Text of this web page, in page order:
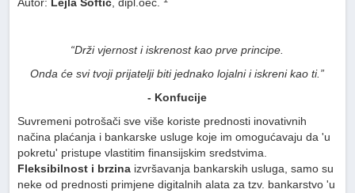
“Drži vjernost i iskrenost kao prve principe.
Onda će svi tvoji prijatelji biti jednako lojalni i iskreni kao ti.”
- Konfucije
Suvremeni potrošači sve više koriste prednosti inovativnih
načina plaćanja i bankarske usluge koje im omogućavaju da 'u
pokretu' pristupe vlastitim finansijskim sredstvima.
Fleksibilnost i brzina izvršavanja bankarskih usluga, samo su
neke od prednosti primjene digitalnih alata za tzv. bankarstvo 'u